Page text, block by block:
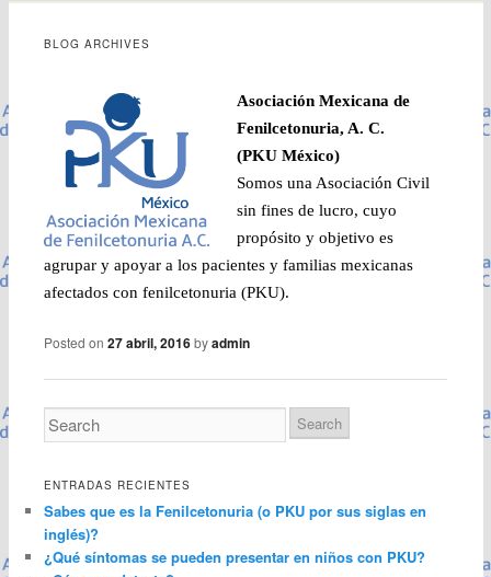
BLOG ARCHIVES
Asociación Mexicana de
Fenilcetonuria, A. C.
(PKU México)
Somos una Asociación Civil
sin fines de lucro, cuyo
propósito y objetivo es
agrupar y apoyar a los pacientes y familias mexicanas
afectados con fenilcetonuria (PKU).
Posted on27 abril, 2016 byadmin
ENTRADAS RECIENTES
Sabes que es la Fenilcetonuria (o PKU por sus siglas en
inglés)?
¿Qué síntomas se pueden presentar en niños con PKU?